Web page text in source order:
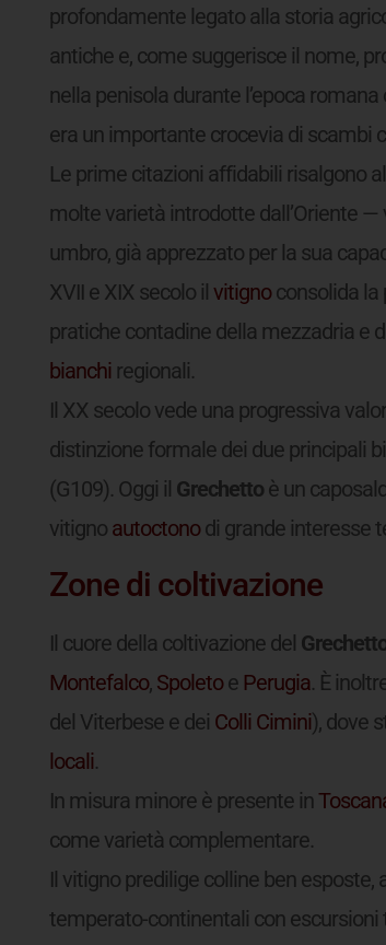
profondamente legato alla storia
antiche e, come suggerisce il nome,
nella penisola durante l’epoca
era un importante crocevia di scambi
Le prime citazioni affidabili risalgono al
molte varietà introdotte dall’Oriente
umbro, già apprezzato per la sua
XVII e XIX secolo il vitignoconsolida la
pratiche contadine della mezzadria e
bianchi regionali.
Il XX secolo vede una progressiva
distinzione formale dei due principali
(G109). Oggi il Grechettoè un
vitigno autoctonodi grande interesse
Zone di coltivazione
Il cuore della coltivazione del
Montefalco, Spoletoe Perugia. È
del Viterbese e dei Colli Cimini), dove
locali.
In misura minore è presente in
come varietà complementare.
Il vitigno predilige colline ben esposte,
temperato-continentali con escursioni